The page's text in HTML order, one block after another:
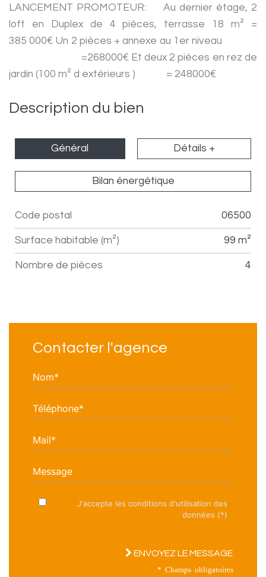
LANCEMENT PROMOTEUR: Au dernier étage, 2
loft en Duplex de 4 pièces, terrasse 18 m² =
385 000€ Un 2 pièces + annexe au 1er niveau
=268000€ Et deux 2 pièces en rez de
jardin (100 m² d extérieurs ) = 248000€
Description du bien
Général Détails +
Bilan énergétique
Label Value
Code postal 06500
Surface habitable (m²) 99 m²
Nombre de pièces 4
Contacter l'agence
Nom*
Téléphone*
Mail*
Message
J'accepte les conditions d'utilisation des
données (*)
ENVOYEZ LE MESSAGE
* Champs obligatoires